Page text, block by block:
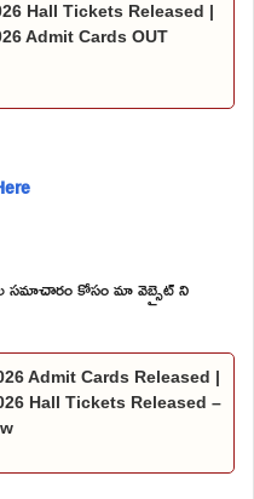
Hall Tickets Released |
Admit Cards OUT
సమాచారం కోసం మా వెబ్సైట్ ని
Admit Cards Released |
Hall Tickets Released –